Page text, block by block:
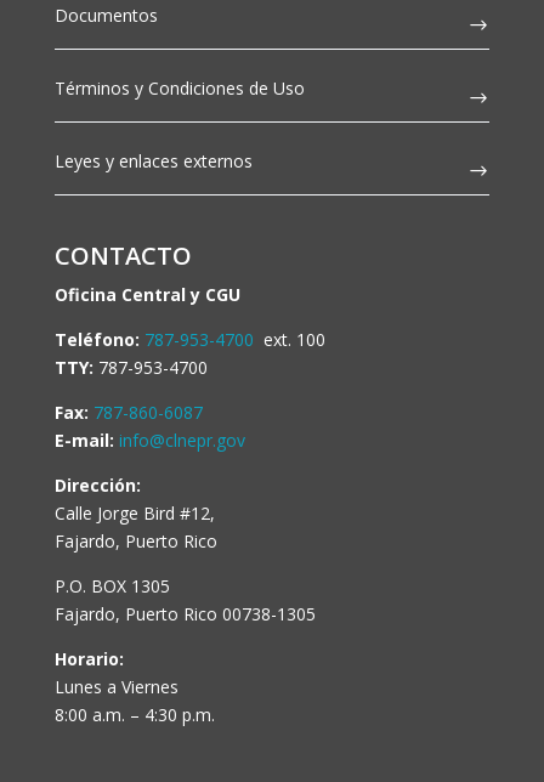
Documentos
Términos y Condiciones de Uso
Leyes y enlaces externos
CONTACTO
Oficina Central y CGU
Teléfono: 787-953-4700 ext. 100
TTY: 787-953-4700
Fax: 787-860-6087
E-mail: info@clnepr.gov
Dirección:
Calle Jorge Bird #12,
Fajardo, Puerto Rico
P.O. BOX 1305
Fajardo, Puerto Rico 00738-1305
Horario:
Lunes a Viernes
8:00 a.m. – 4:30 p.m.